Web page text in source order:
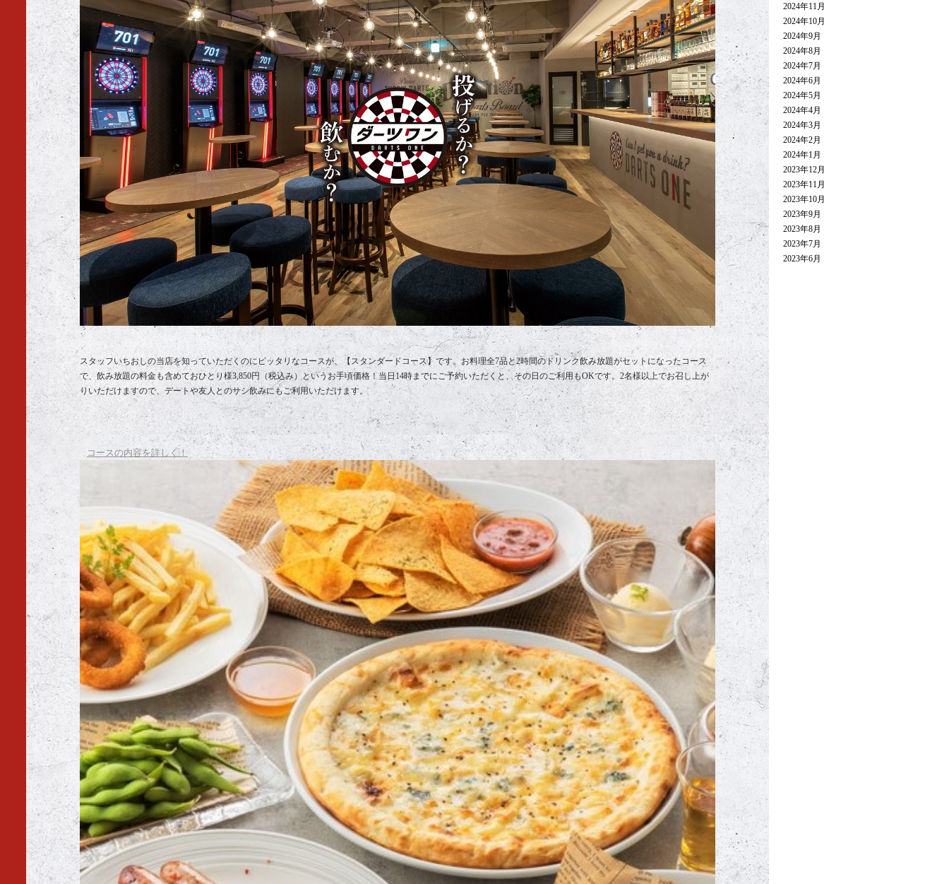
スタッフいちおしの当店を知っていただくのにピッタリなコースが、【スタンダードコース】です。お料理全7品と2時間のドリンク飲み放題がセットになったコース
で、飲み放題の料金も含めておひとり様3,850円（税込み）というお手頃価格！当日14時までにご予約いただくと、その日のご利用もOKです。2名様以上でお召し上が
りいただけますので、デートや友人とのサシ飲みにもご利用いただけます。
コースの内容を詳しく！
2024年11月
2024年10月
2024年9月
2024年8月
2024年7月
2024年6月
2024年5月
2024年4月
2024年3月
2024年2月
2024年1月
2023年12月
2023年11月
2023年10月
2023年9月
2023年8月
2023年7月
2023年6月